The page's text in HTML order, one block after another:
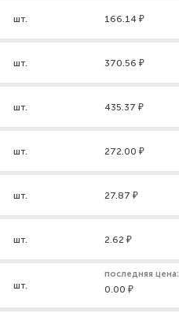
шт. 166.14 ₽
шт. 370.56 ₽
шт. 435.37 ₽
шт. 272.00 ₽
шт. 27.87 ₽
шт. 2.62 ₽
шт.
последняя цена:
0.00 ₽